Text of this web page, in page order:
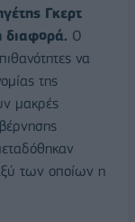
Γκερτ
διαφορά. Ο
να
της
μακρές
των οποίων η